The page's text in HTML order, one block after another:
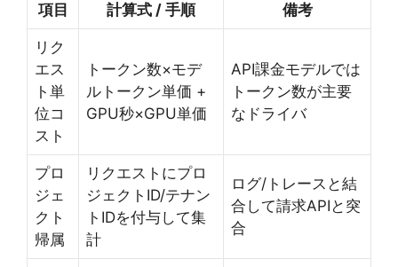
項目 計算式 / 手順 備考
リク
エス
ト単
位コ
スト
トークン数×モデ
ルトークン単価 +
GPU秒×GPU単価
API課金モデルでは
トークン数が主要
なドライバ
プロ
ジェ
クト
帰属
リクエストにプロ
ジェクトID/テナン
トIDを付与して集
計
ログ/トレースと結
合して請求APIと突
合